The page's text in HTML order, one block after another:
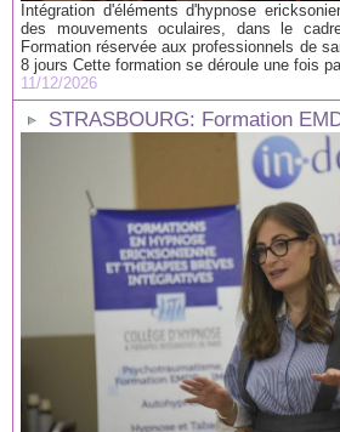
Intégration d'éléments d'hypnose
des mouvements oculaires, dans le
Formation réservée aux professionnels de
8 jours Cette formation se déroule une fois
11/12/2026
STRASBOURG: Formation